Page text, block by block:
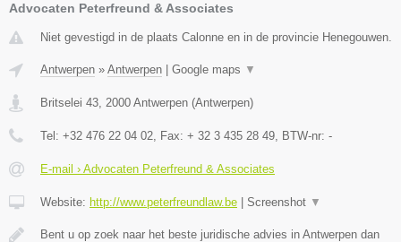
Advocaten Peterfreund & Associates
Niet gevestigd in de plaats Calonne en in de provincie Henegouwen.
Antwerpen » Antwerpen Google maps ▼
Britselei 43, 2000 Antwerpen (Antwerpen)
Tel: +32 476 22 04 02, Fax: + 32 3 435 28 49, BTW-nr: -
E-mail › Advocaten Peterfreund & Associates
Website: http://www.peterfreundlaw.be Screenshot ▼
Bent u op zoek naar het beste juridische advies in Antwerpen dan